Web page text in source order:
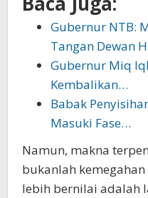
Gubernur NTB:
Tangan Dewan
Gubernur Miq
Kembalikan…
Babak
Masuki Fase…
Namun, makna
bukanlah
lebih bernilai adalah